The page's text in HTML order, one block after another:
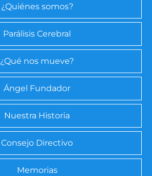
¿Quiénes somos?
Parálisis Cerebral
¿Qué nos mueve?
Ángel Fundador
Nuestra Historia
Consejo Directivo
Memorias